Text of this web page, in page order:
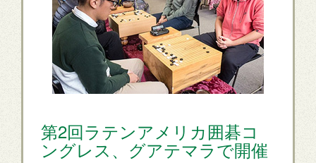
第2回ラテンアメリカ囲碁コ
ングレス、グアテマラで開催